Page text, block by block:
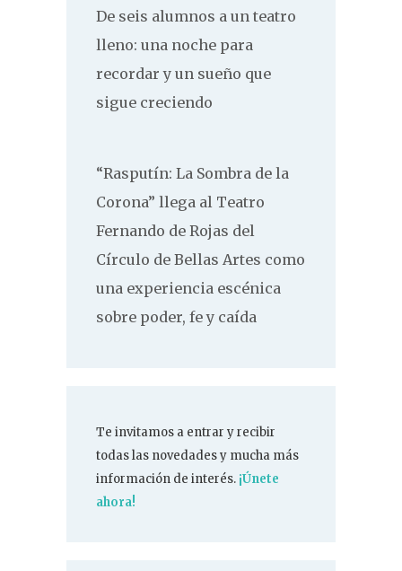
De seis alumnos a un teatro
lleno: una noche para
recordar y un sueño que
sigue creciendo
“Rasputín: La Sombra de la
Corona” llega al Teatro
Fernando de Rojas del
Círculo de Bellas Artes como
una experiencia escénica
sobre poder, fe y caída
Te invitamos a entrar y recibir
todas las novedades y mucha más
información de interés. ¡Únete
ahora!